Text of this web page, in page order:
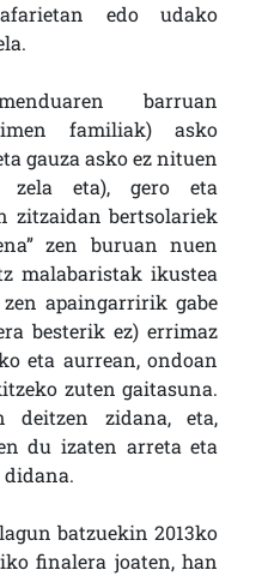
edo udako
barruan
familiak) asko
gauza asko ez nituen
zela eta), gero eta
zitzaidan bertsolariek
zen buruan nuen
malabaristak ikustea
apaingarririk gabe
besterik ez) errimaz
eta aurrean, ondoan
zuten gaitasuna.
deitzen zidana, eta,
du izaten arreta eta
didana.
batzuekin 2013ko
finalera joaten, han